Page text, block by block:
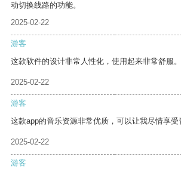
动切换线路的功能。
2025-02-22
游客
这款软件的设计非常人性化，使用起来非常舒服。
2025-02-22
游客
这款app的音乐资源非常优质，可以让我尽情享受
2025-02-22
游客